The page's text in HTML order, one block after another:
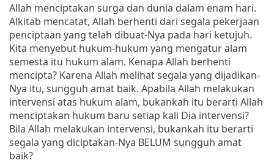
Allah menciptakan surga dan dunia dalam enam hari.
Alkitab mencatat, Allah berhenti dari segala pekerjaan
penciptaan yang telah dibuat-Nya pada hari ketujuh.
Kita menyebut hukum-hukum yang mengatur alam
semesta itu hukum alam. Kenapa Allah berhenti
mencipta? Karena Allah melihat segala yang dijadikan-
Nya itu, sungguh amat baik. Apabila Allah melakukan
intervensi atas hukum alam, bukankah itu berarti Allah
menciptakan hukum baru setiap kali Dia intervensi?
Bila Allah melakukan intervensi, bukankah itu berarti
segala yang diciptakan-Nya BELUM sungguh amat
baik?